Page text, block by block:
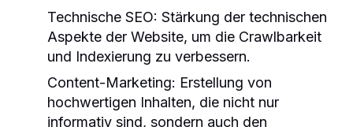
Technische SEO: Stärkung der technischen
Aspekte der Website, um die Crawlbarkeit
und Indexierung zu verbessern.
Content-Marketing: Erstellung von
hochwertigen Inhalten, die nicht nur
informativ sind, sondern auch den